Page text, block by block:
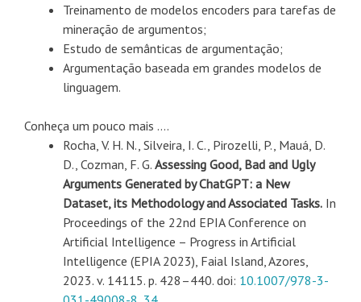
Treinamento de modelos encoders para tarefas de
mineração de argumentos;
Estudo de semânticas de argumentação;
Argumentação baseada em grandes modelos de
linguagem.
Conheça um pouco mais ….
Rocha, V. H. N., Silveira, I. C., Pirozelli, P., Mauá, D.
D., Cozman, F. G. Assessing Good, Bad and Ugly
Arguments Generated by ChatGPT: a New
Dataset, its Methodology and Associated Tasks. In
Proceedings of the 22nd EPIA Conference on
Artificial Intelligence – Progress in Artificial
Intelligence (EPIA 2023), Faial Island, Azores,
2023. v. 14115. p. 428–440. doi: 10.1007/978-3-